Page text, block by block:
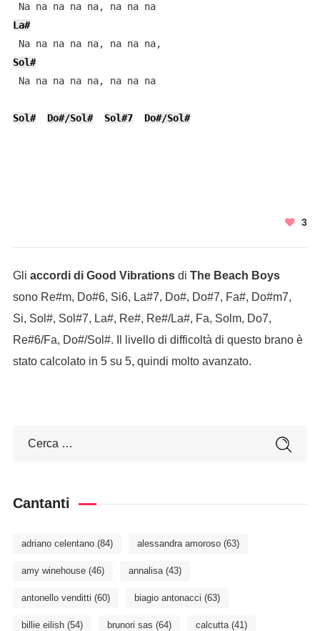
Na na na na na, na na na
La#
Sol#
Na na na na na, na na na
Sol# Do#/Sol# Sol#7 Do#/Sol#
3
Gli accordi di Good Vibrationsdi The Beach Boys
sono Re#m, Do#6, Si6, La#7, Do#, Do#7, Fa#, Do#m7,
Si, Sol#, Sol#7, La#, Re#, Re#/La#, Fa, Solm, Do7,
Re#6/Fa, Do#/Sol#. Il livello di difficoltà di questo brano è
stato calcolato in 5 su 5, quindi molto avanzato.
Cantanti
adriano celentano(84) alessandra amoroso(63)
amy winehouse(46) annalisa(43)
antonello venditti (60) biagio antonacci (63)
billie eilish(54) brunori sas (64) calcutta(41)